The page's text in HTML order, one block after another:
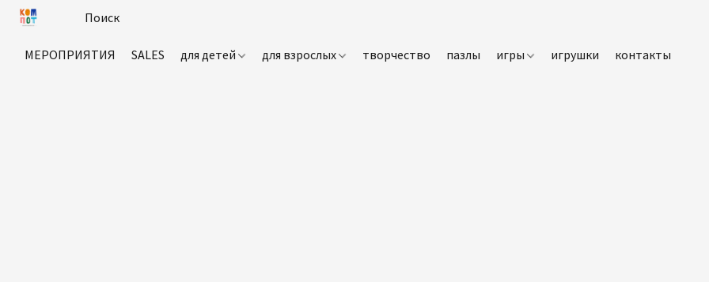
МЕРОПРИЯТИЯ SALES для детей для взрослых творчество пазлы игры игрушки контакты